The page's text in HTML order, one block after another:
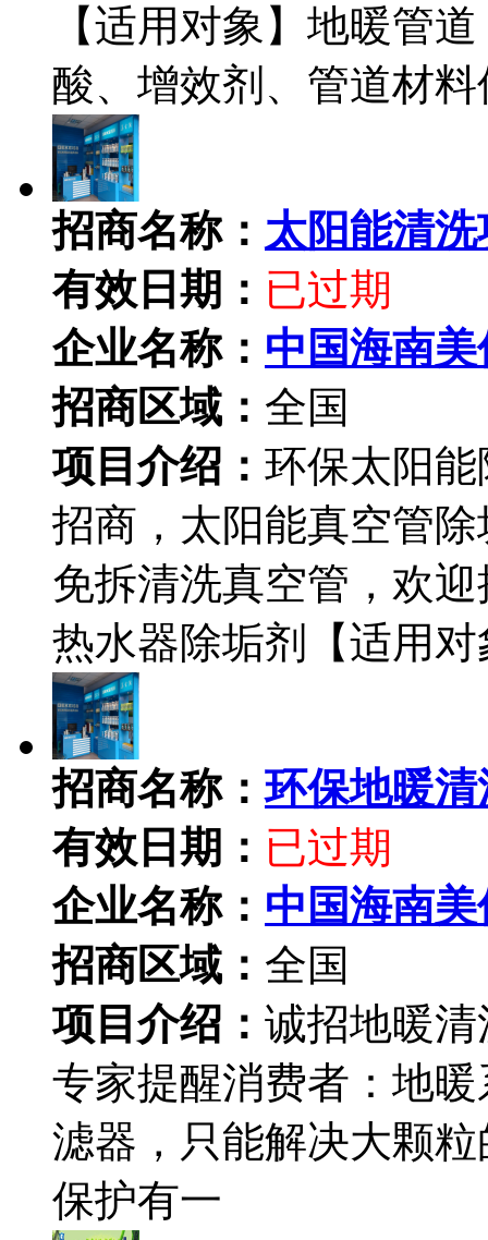
【适用对象】地暖管
酸、增效剂、管道材
招商名称： 太阳能清
有效日期： 已过期
企业名称： 中国海南
招商区域： 全国
项目介绍： 环保太阳
招商，太阳能真空管
免拆清洗真空管，欢
热水器除垢剂【适用
招商名称：环保地暖
有效日期： 已过期
企业名称： 中国海南
招商区域： 全国
项目介绍： 诚招地暖
专家提醒消费者：地
滤器，只能解决大颗
保护有一